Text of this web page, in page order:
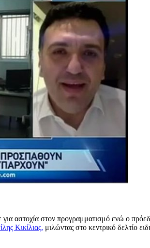
για αστοχία στον προγραμματισμό ενώ ο
Κικίλιας, μιλώντας στο κεντρικό δελτίο